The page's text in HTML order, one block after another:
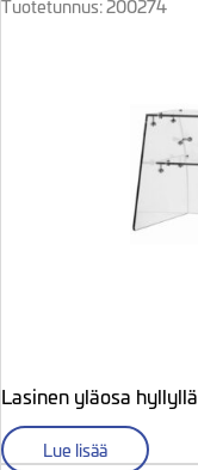
Tuotetunnus: 200274
Lasinen yläosa hyllyllä
Lue lisää